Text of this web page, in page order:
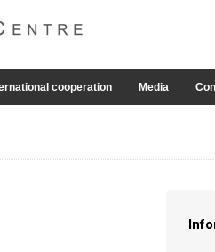
cooperation Media